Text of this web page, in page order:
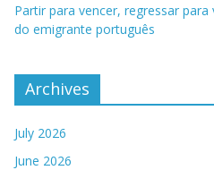
Partir para vencer, regressar para
do emigrante português
Archives
July 2026
June 2026